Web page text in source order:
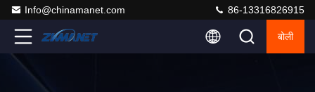
Info@chinamanet.com 86-13316826915
बोली